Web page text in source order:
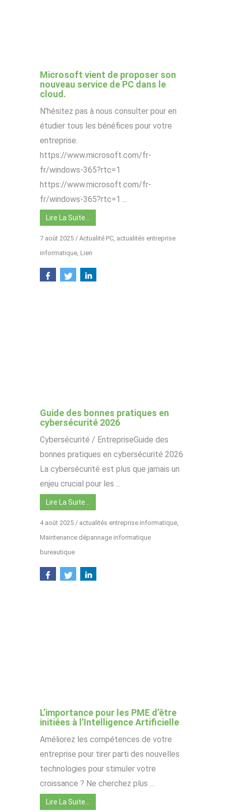
Microsoft vient de proposer son
nouveau service de PC dans le
cloud.
N'hésitez pas à nous consulter pour en
étudier tous les bénéfices pour votre
entreprise.
https://www.microsoft.com/fr-
fr/windows-365?rtc=1
https://www.microsoft.com/fr-
fr/windows-365?rtc=1 ...
Lire La Suite…
7 août 2025 / Actualité PC actualités entreprise
informatique Lien
Guide des bonnes pratiques en
cybersécurité 2026
Cybersécurité / EntrepriseGuide des
bonnes pratiques en cybersécurité 2026
La cybersécurité est plus que jamais un
enjeu crucial pour les ...
Lire La Suite…
4 août 2025 / actualités entreprise informatique,
Maintenance dépannage informatique
bureautique
L’importance pour les PME d’être
initiées à l’Intelligence Artificielle
Améliorez les compétences de votre
entreprise pour tirer parti des nouvelles
technologies pour stimuler votre
croissance ? Ne cherchez plus ...
Lire La Suite…